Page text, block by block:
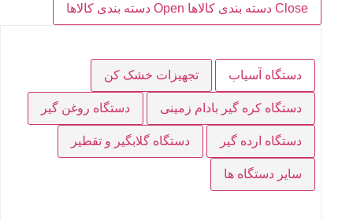
Close دسته بندی کالاها
Open دسته بندی کالاها
دستگاه آسیاب تجهیزات خشک کن
دستگاه کره گیر بادام زمینی دستگاه روغن گیر
دستگاه ارده گیر دستگاه گلابگیر و تقطیر
سایر دستگاه ها